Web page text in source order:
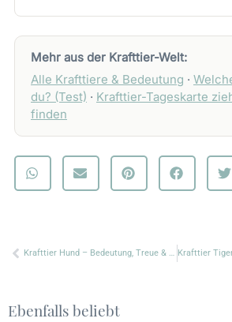
Mehr aus der Krafttier-Welt:
Alle Krafttiere & Bedeutung ·
du? (Test) · Krafttier-Tageskarte
finden
Zurück Krafttier Hund – Bedeutung, Treue & Botschaft
Ebenfalls beliebt